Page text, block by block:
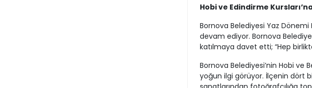
Hobi ve Edindirme
Bornova Belediyesi Yaz Dönemi
devam ediyor. Bornova Belediye
katılmaya davet etti; “Hep
Bornova Belediyesi’nin Hobi ve
yoğun ilgi görüyor. İlçenin dört